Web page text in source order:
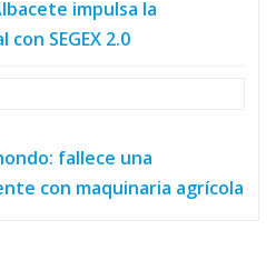
impulsa la
SEGEX 2.0
fallece una
con maquinaria agrícola